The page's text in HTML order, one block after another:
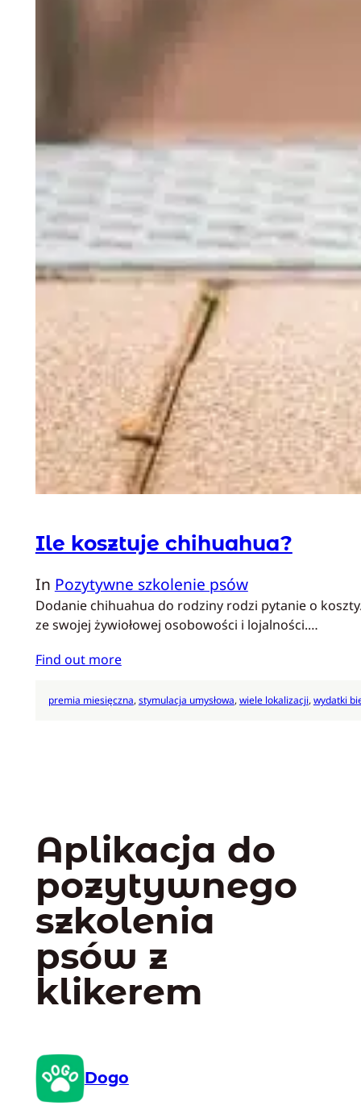
Ile kosztuje chihuahua?
In Pozytywne szkolenie psów
Dodanie chihuahua do rodziny rodzi pytanie o
ze swojej żywiołowej osobowości i lojalności.…
Find out more
premia miesięczna, stymulacja umysłowa, wiele lokalizacji, wydatki
Aplikacja do
pozytywnego
szkolenia
psów z
klikerem
Dogo